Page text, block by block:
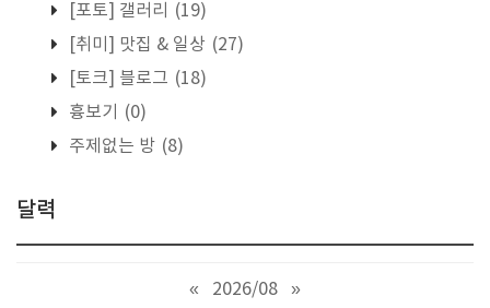
[포토] 갤러리
(19)
[취미] 맛집 & 일상 (27)
[토크] 블로그 (18)
흉보기
(0)
주제없는 방 (8)
달력
« 2026/08 »